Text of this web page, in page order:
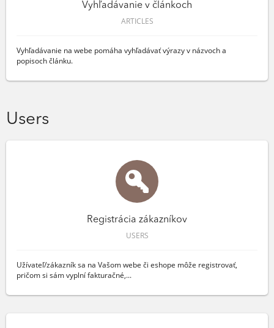
Vyhľadávanie v článkoch
ARTICLES
Vyhľadávanie na webe pomáha vyhľadávať výrazy v názvoch a
popisoch článku.
Users
Registrácia zákazníkov
USERS
Užívateľ/zákazník sa na Vašom webe či eshope môže registrovať,
pričom si sám vyplní fakturačné,...